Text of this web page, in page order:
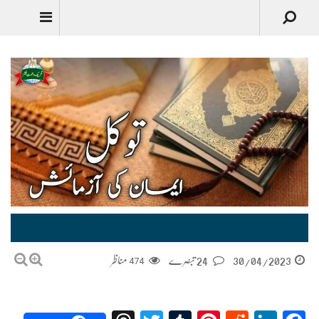
30/04/2023
474 مناظر